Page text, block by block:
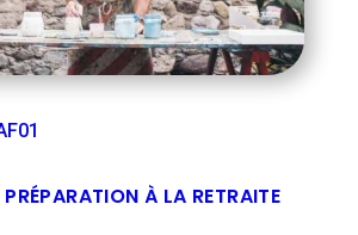
À LA RETRAITE